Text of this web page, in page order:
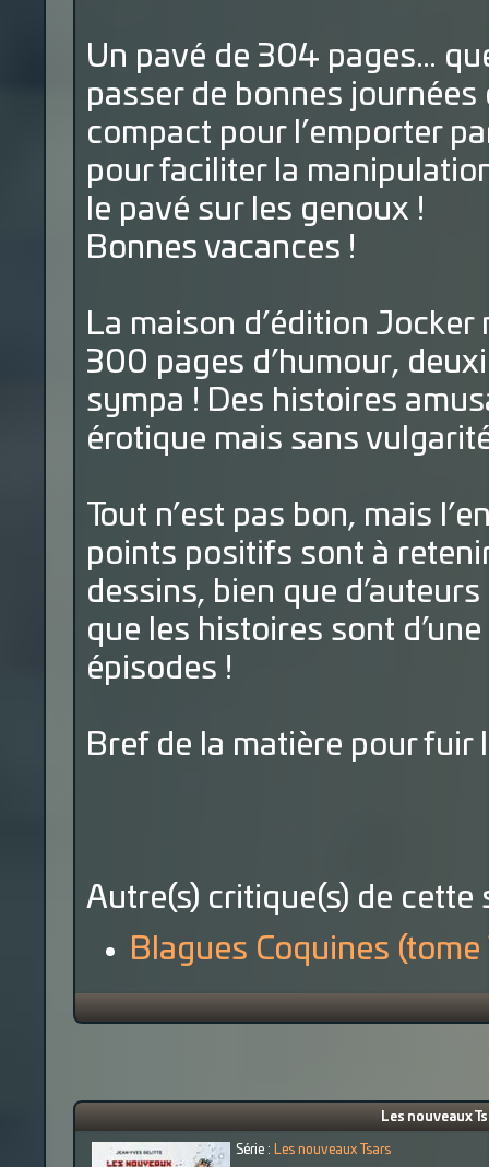
Un pavé de 304 pages…
passer de bonnes
compact pour l’emporter
pour faciliter la
le pavé sur les genoux !
Bonnes vacances !
La maison d’édition
300 pages d’humour,
sympa ! Des histoires
érotique mais sans
Tout n’est pas bon, mais
points positifs sont à
dessins, bien que
que les histoires sont
épisodes !
Bref de la matière pour fuir
Autre(s) critique(s) de cette
Blagues Coquines (tome
Les nouveaux
Série : Les nouveaux Tsars